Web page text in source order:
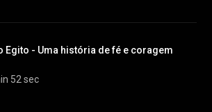
Egito - Uma história de fé e coragem
52 sec